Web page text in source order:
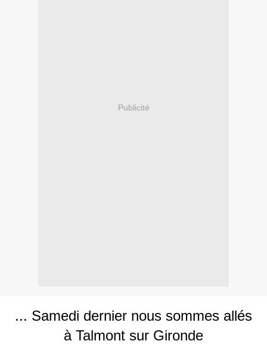
Publicité
... Samedi dernier nous sommes allés
à Talmont sur Gironde